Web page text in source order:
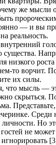
же мысли
— и вы
реальность.
существа.
низкого
то ворчит.
их силы.
что мысль —
скрыться.
Но
не